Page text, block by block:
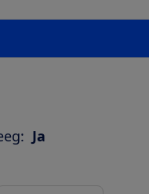
Ja